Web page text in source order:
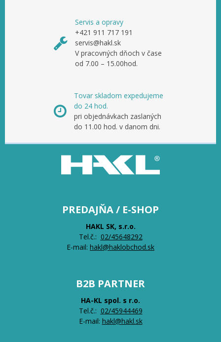
Servis a opravy
+421 911 717 191
servis@hakl.sk
V pracovných dňoch v čase
od 7.00 – 15.00hod.
Tovar skladom expedujeme
do 24 hod.
pri objednávkach zaslaných
do 11.00 hod. v danom dni.
PREDAJŇA / E-SHOP
HAKL SK, s.r.o.
Tel.č.: 02/45648292
E-mail: hakl@haklobchod.sk
B2B PARTNER
HA-KL spol. s r.o.
Tel.č.: 02/45944469
E-mail: hakl@hakl.sk